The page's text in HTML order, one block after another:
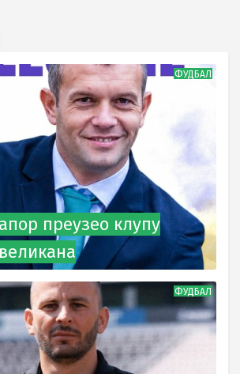
ФУДБАЛ
преузео клупу
ФУДБАЛ